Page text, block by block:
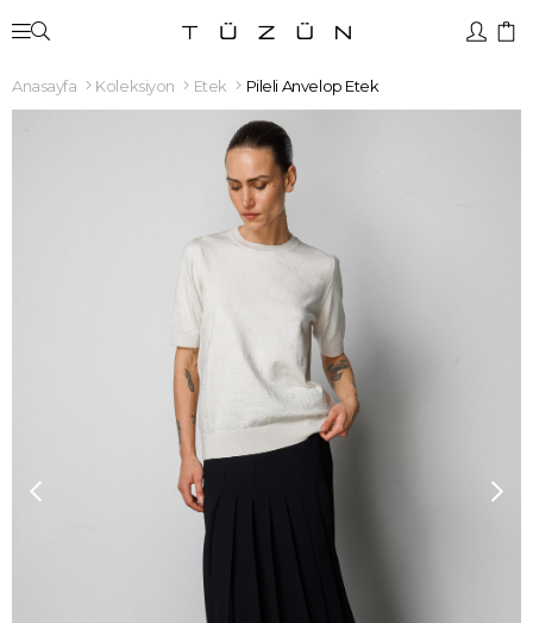
Anasayfa Koleksiyon Etek Pileli Anvelop Etek